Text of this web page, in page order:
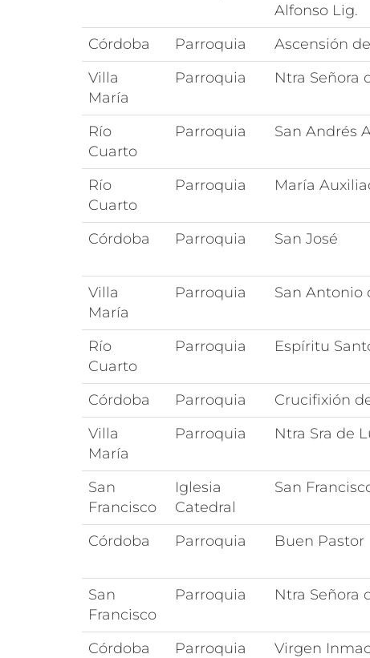
Alfonso Lig.
Córdoba Parroquia Ascensión
Villa
María
Parroquia Ntra Señora
Río
Cuarto
Parroquia San Andrés
Río
Cuarto
Parroquia María
Córdoba Parroquia San José
Villa
María
Parroquia San Antonio
Río
Cuarto
Parroquia Espíritu
Córdoba Parroquia Crucifixión
Villa
María
Parroquia Ntra Sra de
San
Francisco
Iglesia
Catedral
San
Córdoba Parroquia Buen Pastor
San
Francisco
Parroquia Ntra Señora
Córdoba Parroquia
Virgen